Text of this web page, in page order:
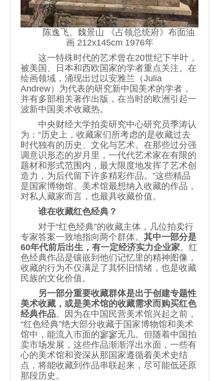
陈逸飞、魏景山 《占领总统府》布面油
画 212x145cm 1976年
这一特殊时代的艺术曾在20世纪下半叶，
被美国、日本和西欧国家的学者重点关注。在
绘画领域，涌现出过以安雅兰（Julia
Andrew）为代表的研究新中国美术的学者，
并有多部相关著作出版，在当时的欧洲引起一
波新中国美术收藏热。
中央财经大学拍卖研究中心研究员季涛认
为：“历史上，收藏家们所考虑的是收藏过去
时代独有的历史、文化与艺术。在那些过分强
调意识形态的岁月里，一代代艺术家在有限的
题材和形式范围内，最大限度地发挥了艺术创
造力，为后代留下许多精彩作品。”这些精品
是国家博物馆、美术馆最想纳入收藏的作品，
对私人藏家而言，也最具收藏价值。
谁在收藏红色经典？
对于“红色经典”的收藏主体，几位拍卖行
专家答案一致地指向两个群体。 其中一部分是
60年代前后出生，有一定经济实力企业家。红
色经典作品是镶嵌到他们记忆里的精神图像，
收藏的行为不仅满足了其怀旧情绪，也是收藏
民族的文化价值。
另一部分重要收藏群体是出于创建专题性
美术收藏，或是美术馆的收藏需求而购买红色
经典作品。因为在中国民营美术馆兴起之前，
“红色经典”绝大部分收藏于国家博物馆和美术
馆中，能流入市面的寥寥无几。但随着中国拍
卖市场发展，这些作品渐渐浮出水面，一些有
心的美术馆和资深从那国家遵循着美术史结
点，将能收藏到作品串联起来，尽可能低还原
那段历史。